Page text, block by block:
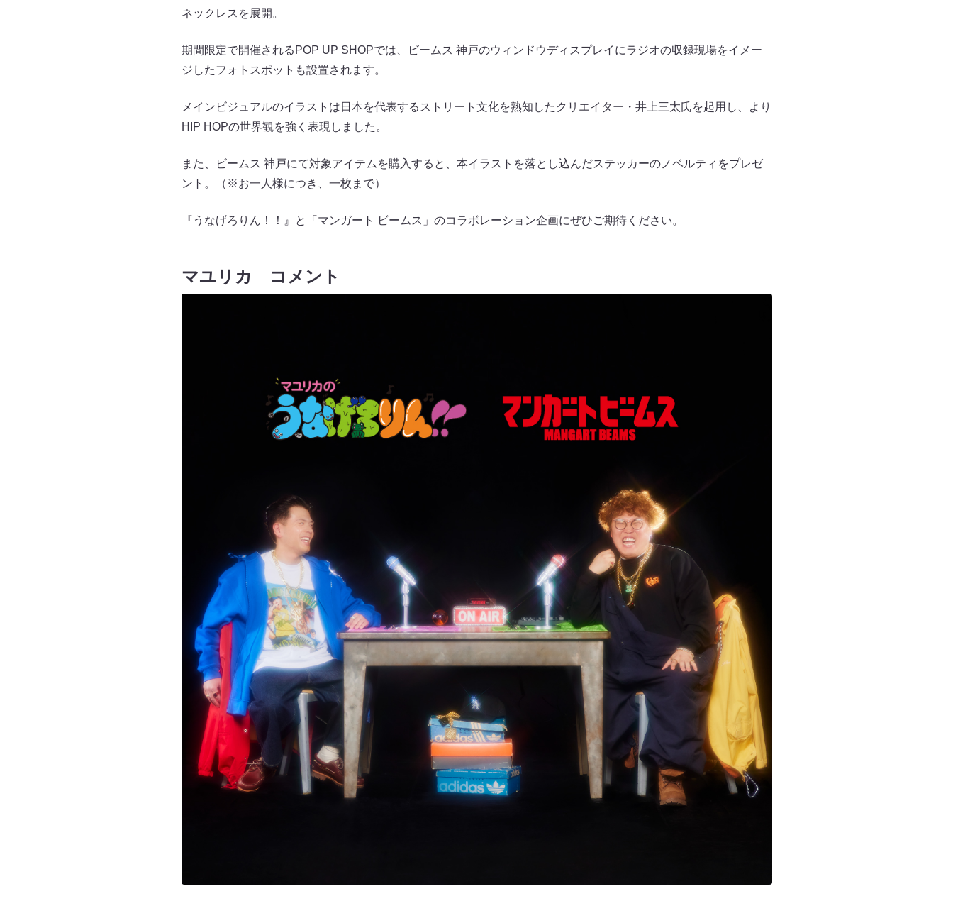
ネックレスを展開。
期間限定で開催されるPOP UP SHOPでは、ビームス 神戸のウィンドウディスプレイにラジオの収録現場をイメー
ジしたフォトスポットも設置されます。
メインビジュアルのイラストは日本を代表するストリート文化を熟知したクリエイター・井上三太氏を起用し、より
HIP HOPの世界観を強く表現しました。
また、ビームス 神戸にて対象アイテムを購入すると、本イラストを落とし込んだステッカーのノベルティをプレゼ
ント。（※お一人様につき、一枚まで）
『うなげろりん！！』と「マンガート ビームス」のコラボレーション企画にぜひご期待ください。
マユリカ コメント